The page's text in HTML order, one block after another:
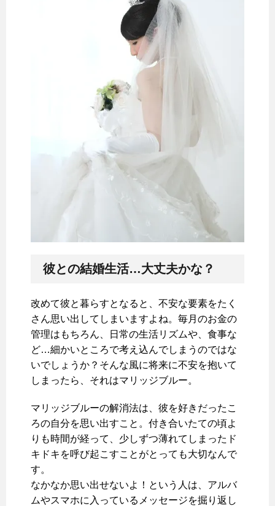
彼との結婚生活…大丈夫かな？
改めて彼と暮らすとなると、不安な要素をたく
さん思い出してしまいますよね。毎月のお金の
管理はもちろん、日常の生活リズムや、食事な
ど…細かいところで考え込んでしまうのではな
いでしょうか？そんな風に将来に不安を抱いて
しまったら、それはマリッジブルー。
マリッジブルーの解消法は、彼を好きだったこ
ろの自分を思い出すこと。付き合いたての頃よ
りも時間が経って、少しずつ薄れてしまったド
キドキを呼び起こすことがとっても大切なんで
す。
なかなか思い出せないよ！という人は、アルバ
ムやスマホに入っているメッセージを掘り返し